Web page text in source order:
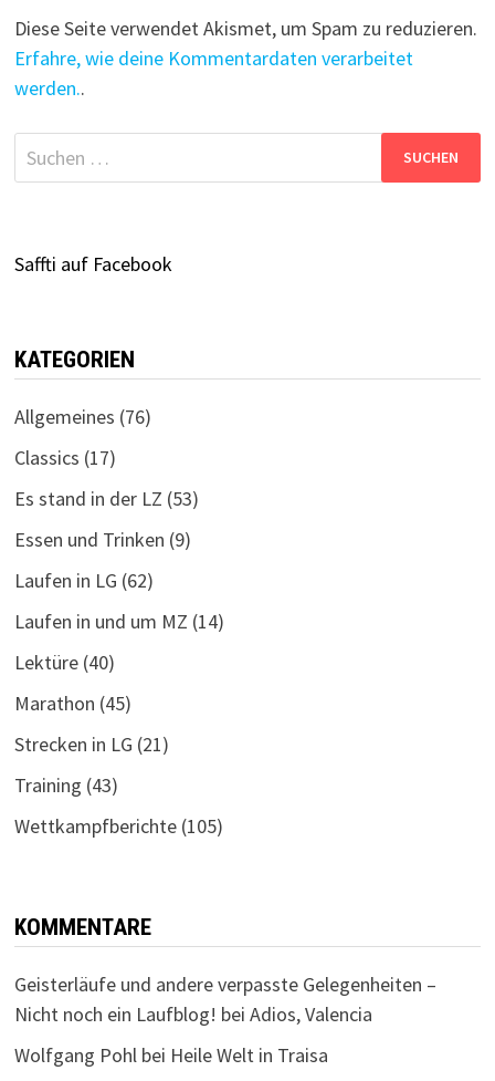
Diese Seite verwendet Akismet, um Spam zu reduzieren.
Erfahre, wie deine Kommentardaten verarbeitet
werden..
Suchen
nach:
Saffti auf Facebook
KATEGORIEN
Allgemeines (76)
Classics (17)
Es stand in der LZ (53)
Essen und Trinken (9)
Laufen in LG (62)
Laufen in und um MZ (14)
Lektüre(40)
Marathon (45)
Strecken in LG (21)
Training (43)
Wettkampfberichte(105)
KOMMENTARE
Geisterläufe und andere verpasste Gelegenheiten –
Nicht noch ein Laufblog! bei Adios, Valencia
Wolfgang Pohl bei Heile Welt in Traisa